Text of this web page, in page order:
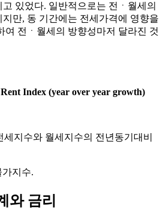
있었다. 일반적으로는 전ㆍ월세의
만, 동 기간에는 전세가격에 영향을
여 전ㆍ월세의 방향성마저 달라진 것
Index (year over year growth)
지수와 월세지수의 전년동기대비
지수.
와 금리